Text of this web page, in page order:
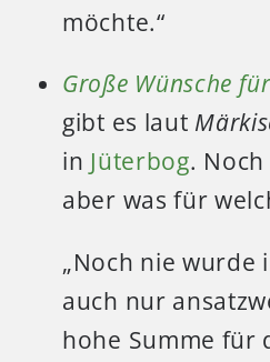
möchte.“
Große Wünsche
gibt es laut
in Jüterbog.
aber was für
„Noch nie wurde
auch nur
hohe Summe für